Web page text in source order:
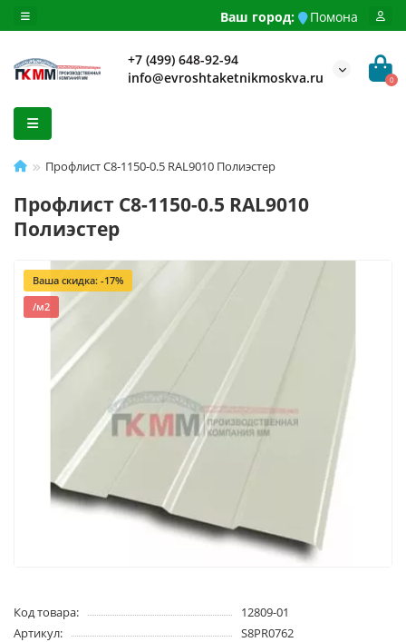
Ваш город: Помона
+7 (499) 648-92-94
info@evroshtaketnikmoskva.ru
0
Профлист С8-1150-0.5 RAL9010 Полиэстер
Профлист С8-1150-0.5 RAL9010
Полиэстер
Ваша скидка: -17%
/м2
Код товара:
12809-01
Артикул:
S8PR0762